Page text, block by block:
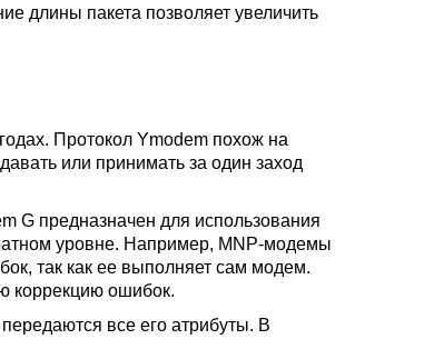
длины пакета позволяет увеличить
Протокол Ymodem похож на
или принимать за один заход
G предназначен для использования
уровне. Например, MNP-модемы
так как ее выполняет сам модем.
коррекцию ошибок.
все его атрибуты. В